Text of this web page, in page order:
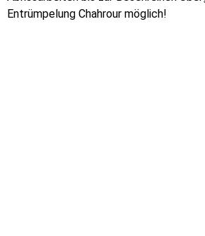
Entrümpelung Chahrour möglich!